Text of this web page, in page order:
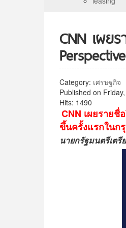
CNN เผย
Category: เศรษฐกิจ
Published on
Hits: 1490
CNN เผยราย
ขึ้นครั้งแรกในก
นายกรัฐมนตรีเต